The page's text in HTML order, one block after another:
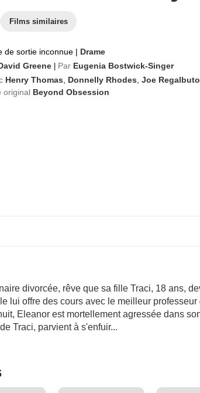
Films similaires
de sortie inconnue | Drame
Greene Par Eugenia Bostwick-Singer
Henry Thomas Donnelly Rhodes Joe Regalbuto
original Beyond Obsession
divorcée, rêve que sa fille Traci, 18 ans,
lui offre des cours avec le meilleur professeur
Eleanor est mortellement agressée dans
Traci, parvient à s'enfuir...